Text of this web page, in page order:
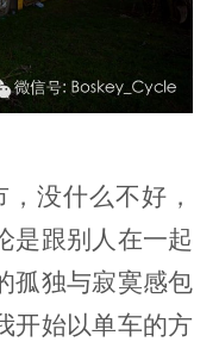
没什么不好，
是跟别人在一起
孤独与寂寞感包
开始以单车的方